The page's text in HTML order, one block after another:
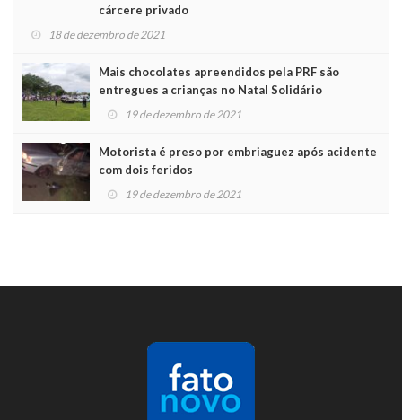
cárcere privado
18 de dezembro de 2021
Mais chocolates apreendidos pela PRF são
entregues a crianças no Natal Solidário
19 de dezembro de 2021
Motorista é preso por embriaguez após acidente
com dois feridos
19 de dezembro de 2021